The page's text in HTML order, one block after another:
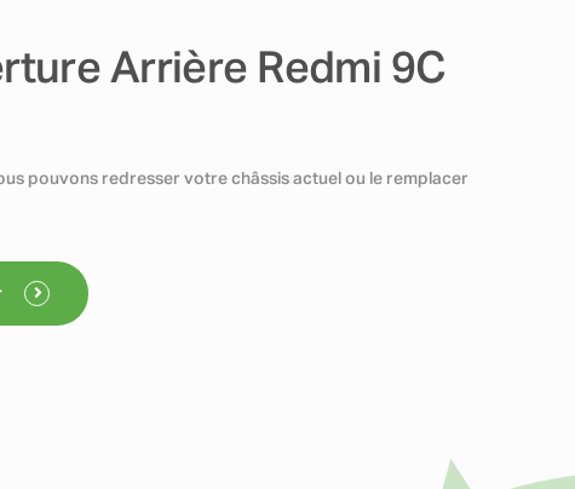
Arrière Redmi 9C
pouvons redresser votre châssis actuel ou le remplacer